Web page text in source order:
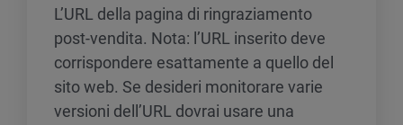
L’URL della pagina di ringraziamento
post-vendita. Nota: l’URL inserito deve
corrispondere esattamente a quello del
sito web. Se desideri monitorare varie
versioni dell’URL dovrai usare una